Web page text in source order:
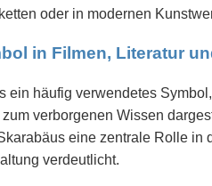
oder in modernen
in Filmen, Literatur
ein häufig verwendetes
verborgenen Wissen
eine zentrale Rolle
verdeutlicht.